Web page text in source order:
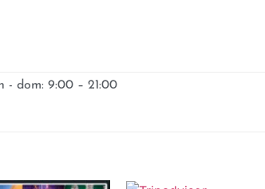
- dom: 9:00 – 21:00